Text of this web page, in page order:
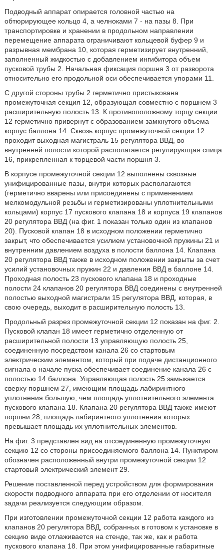
Подводный аппарат опирается головной частью на
обтюрирующее кольцо 4, а челноками 7 - на пазы 8. При
транспортировке и хранении в продольном направлении
перемещение аппарата ограничивают кольцевой буфер 9 и
разрывная мембрана 10, которая герметизирует внутренний,
заполненный жидкостью с добавлением ингибитора объем
пусковой трубы 2. Начальная фиксация поршня 3 от разворота
относительно его продольной оси обеспечивается упорами 11.
С другой стороны трубы 2 герметично пристыкована
промежуточная секция 12, образующая совместно с поршнем 3
расширительную полость 13. К противоположному торцу секции
12 герметично привернут с образованием замкнутого объема
корпус баллона 14. Сквозь корпус промежуточной секции 12
проходит выходная магистраль 15 регулятора ВВД, во
внутренней полости которой располагается регулирующая спица
16, прикрепленная к торцевой части поршня 3.
В корпусе промежуточной секции 12 выполнены сквозные
унифицированные пазы, внутри которых располагаются
(герметично вварены или присоединены с применением
мелкомодульной резьбы и герметизированы уплотнительными
кольцами) корпус 17 пускового клапана 18 и корпуса 19 клапанов
20 регулятора ВВД (на фиг. 1 показан только один из клапанов
20). Пусковой клапан 18 в исходном положении герметично
закрыт, что обеспечивается усилием установочной пружины 21 и
внутренним давлением воздуха в полости баллона 14. Клапана
20 регулятора ВВД также в исходном положении закрыты за счет
усилий установочных пружин 22 и давления ВВД в баллоне 14.
Проходная полость 23 пускового клапана 18 и проходные
полости 24 клапанов 20 регулятора ВВД соединены с внутренней
полостью выходной магистрали 15 регулятора ВВД, которая, в
свою очередь, выходит в расширительную полость 13.
Продольный разрез промежуточной секции 12 показан на фиг. 2.
Пусковой клапан 18 имеет герметично отделенную от
расширительной полости 13 управляющую полость 25,
соединенную посредством канала 26 со стартовым
электрическим элементом, который при подаче дистанционного
сигнала о начале пуска обеспечивает соединение канала 26 с
полостью 14 баллона. Управляющая полость 25 замыкается
сверху поршнем 27, имеющим площадь лабиринтного
уплотнения большую, чем площадь уплотнительного элемента
пускового клапана 18. Клапана 20 регулятора ВВД также имеют
поршни 28, площадь лабиринтного уплотнения которых
превышает площадь их уплотнительных элементов.
На фиг. 3 представлен вид на отсоединенную промежуточную
секцию 12 со стороны присоединяемого баллона 14. Пунктиром
обозначен расположенный внутри промежуточной секции 12
стартовый электрический элемент 29.
Решение поставленной перед устройством для формирования
скорости подводного аппарата при его отделении от носителя
задачи реализуется следующим образом.
При изготовлении промежуточной секции 12 работа каждого из
клапанов 20 регулятора ВВД, собранных в готовом к установке в
секцию виде отлаживается на стенде, так же, как и работа
пускового клапана 18. При этом унифицированные габаритные